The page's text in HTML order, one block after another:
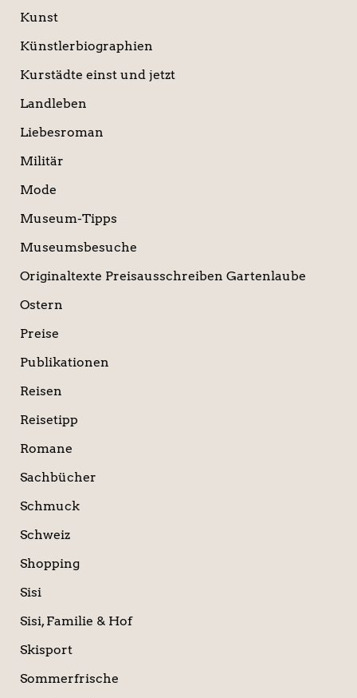
Kunst
Künstlerbiographien
Kurstädte einst und jetzt
Landleben
Liebesroman
Militär
Mode
Museum-Tipps
Museumsbesuche
Originaltexte Preisausschreiben Gartenlaube
Ostern
Preise
Publikationen
Reisen
Reisetipp
Romane
Sachbücher
Schmuck
Schweiz
Shopping
Sisi
Sisi, Familie & Hof
Skisport
Sommerfrische